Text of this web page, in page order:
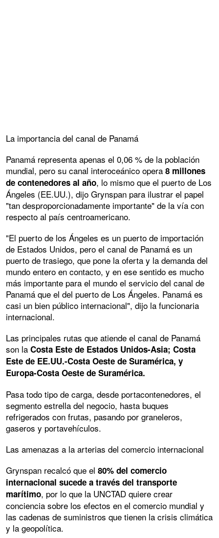
La importancia del canal de Panamá
Panamá representa apenas el 0,06 % de la población
mundial, pero su canal interoceánico opera 8 millones
de contenedores al año, lo mismo que el puerto de Los
Ángeles (EE.UU.), dijo Grynspan para ilustrar el papel
"tan desproporcionadamente importante" de la vía con
respecto al país centroamericano.
"El puerto de los Ángeles es un puerto de importación
de Estados Unidos, pero el canal de Panamá es un
puerto de trasiego, que pone la oferta y la demanda del
mundo entero en contacto, y en ese sentido es mucho
más importante para el mundo el servicio del canal de
Panamá que el del puerto de Los Ángeles. Panamá es
casi un bien público internacional", dijo la funcionaria
internacional.
Las principales rutas que atiende el canal de Panamá
son la Costa Este de Estados Unidos-Asia; Costa
Este de EE.UU.-Costa Oeste de Suramérica, y
Europa-Costa Oeste de Suramérica.
Pasa todo tipo de carga, desde portacontenedores, el
segmento estrella del negocio, hasta buques
refrigerados con frutas, pasando por graneleros,
gaseros y portavehículos.
Las amenazas a la arterias del comercio internacional
Grynspan recalcó que el 80% del comercio
internacional sucede a través del transporte
marítimo, por lo que la UNCTAD quiere crear
conciencia sobre los efectos en el comercio mundial y
las cadenas de suministros que tienen la crisis climática
y la geopolítica.